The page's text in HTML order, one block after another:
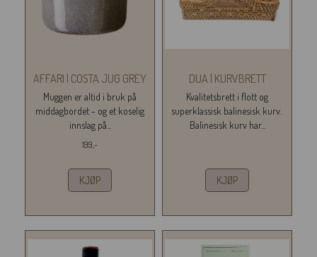
AFFARI | COSTA JUG GREY
Muggen er altid i bruk på
middagbordet - og et koselig
innslag på...
199,-
KJØP
DUA | KURVBRETT
Kvalitetsbrett i flott og
superklassisk balinesisk kurv.
Balinesisk kurv har...
KJØP